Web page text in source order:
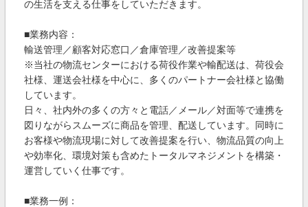
の生活を支える仕事をしていただきます。
■業務内容：
輸送管理／顧客対応窓口／倉庫管理／改善提案等
※当社の物流センターにおける荷役作業や輸配送は、荷役会
社様、運送会社様を中心に、多くのパートナー会社様と協働
しています。
日々、社内外の多くの方々と電話／メール／対面等で連携を
図りながらスムーズに商品を管理、配送しています。同時に
お客様や物流現場に対して改善提案を行い、物流品質の向上
や効率化、環境対策も含めたトータルマネジメントを構築・
運営していく仕事です。
■業務一例：